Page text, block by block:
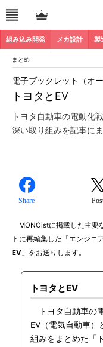
組み込み開発 メカ設計 製
まとめ
トヨタとEV
電子ブックレット（オ
トヨタ自動車の電動化
深い取り組みを記事にま
Share
MONOistに掲載した主要
トに再編集した「エンジニ
EV 」をお送りします。
トヨタとEV
トヨタ自動車の
EV（電気自動車）
組みをまとめた「